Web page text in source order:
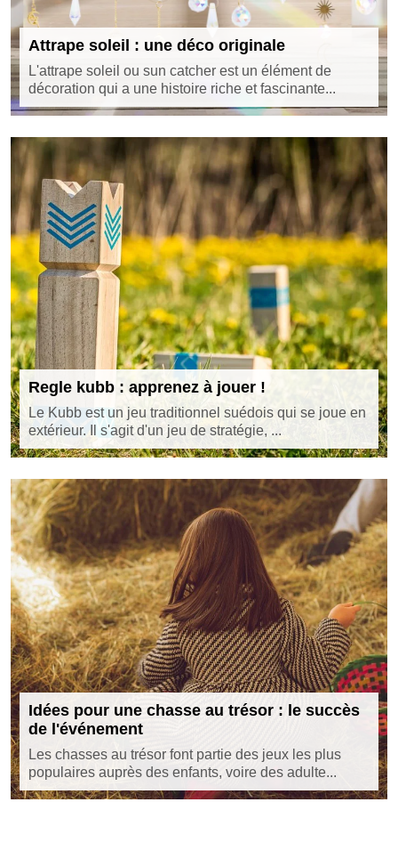
Attrape soleil : une déco originale
L'attrape soleil ou sun catcher est un élément de
décoration qui a une histoire riche et fascinante...
Regle kubb : apprenez à jouer !
Le Kubb est un jeu traditionnel suédois qui se joue en
extérieur. Il s'agit d'un jeu de stratégie, ...
Idées pour une chasse au trésor : le succès
de l'événement
Les chasses au trésor font partie des jeux les plus
populaires auprès des enfants, voire des adulte...